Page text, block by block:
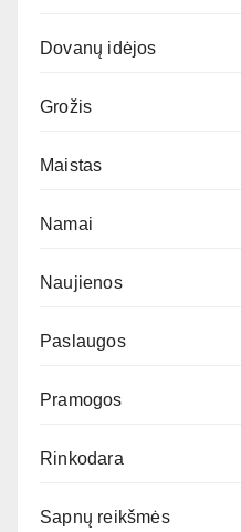
Dovanų idėjos
Grožis
Maistas
Namai
Naujienos
Paslaugos
Pramogos
Rinkodara
Sapnų reikšmės